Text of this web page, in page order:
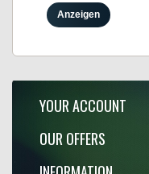
Anzeigen
YOUR ACCOUNT
OUR OFFERS